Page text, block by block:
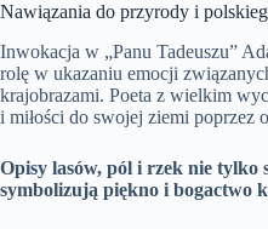
Nawiązania do przyrody i
Inwokacja w „Panu Tadeuszu”
rolę w ukazaniu emocji
krajobrazami. Poeta z wielkim
i miłości do swojej ziemi poprzez
Opisy lasów, pól i rzek nie tylko
symbolizują piękno i bogactwo